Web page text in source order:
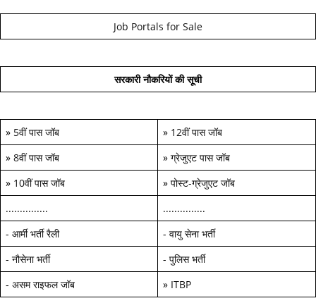
Job Portals for Sale
सरकारी नौकरियों की सूची
» 5वीं पास जॉब » 12वीं पास जॉब
» 8वीं पास जॉब » ग्रेजुएट पास जॉब
» 10वीं पास जॉब » पोस्ट-ग्रेजुएट जॉब
...............
...............
- आर्मी भर्ती रैली - वायु सेना भर्ती
- नौसेना भर्ती - पुलिस भर्ती
- असम राइफल जॉब » ITBP